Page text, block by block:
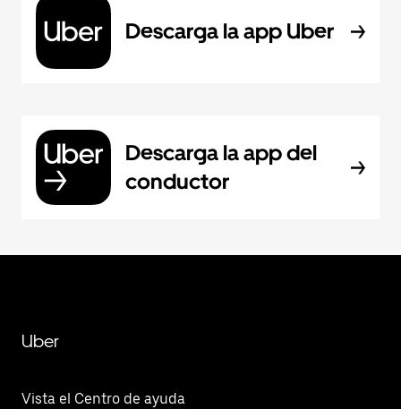
Descarga la app Uber
Descarga la app del
conductor
Uber
Vista el Centro de ayuda